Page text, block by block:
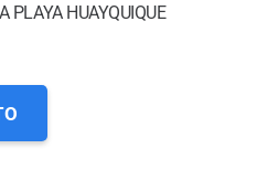
PLAYA HUAYQUIQUE